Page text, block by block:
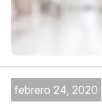
febrero 24, 2020